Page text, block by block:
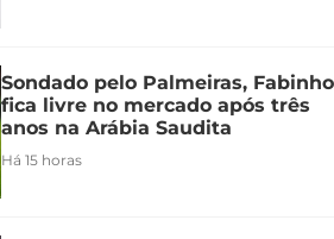
Sondado pelo Palmeiras, Fabinho
fica livre no mercado após três
anos na Arábia Saudita
Há 15 horas